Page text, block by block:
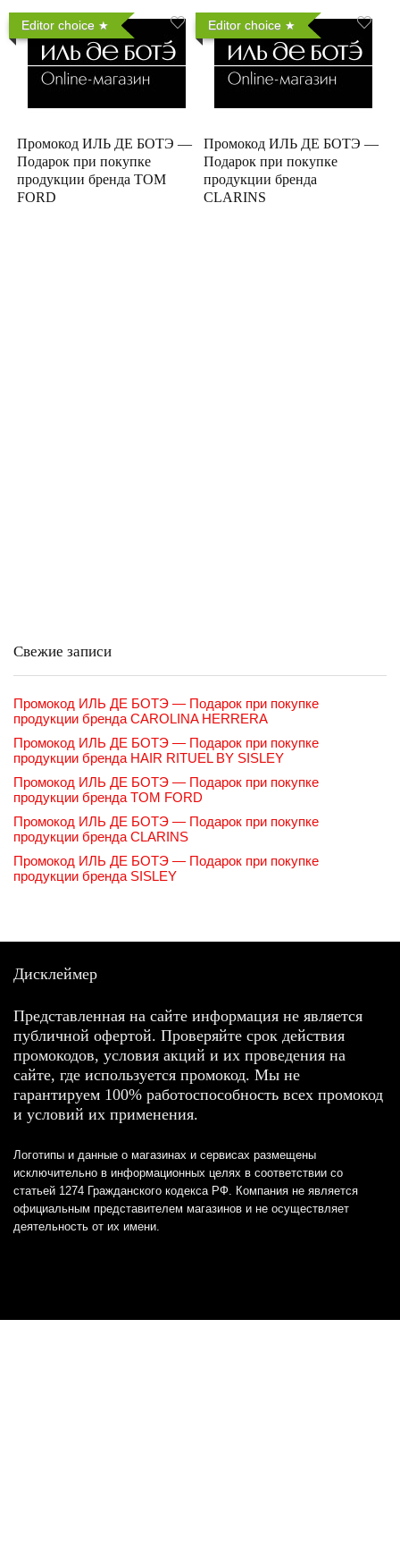
Editor choice
Промокод ИЛЬ ДЕ БОТЭ —
Подарок при покупке
продукции бренда TOM
FORD
Editor choice
Промокод ИЛЬ ДЕ БОТЭ —
Подарок при покупке
продукции бренда
CLARINS
Свежие записи
Промокод ИЛЬ ДЕ БОТЭ — Подарок при покупке
продукции бренда CAROLINA HERRERA
Промокод ИЛЬ ДЕ БОТЭ — Подарок при покупке
продукции бренда HAIR RITUEL BY SISLEY
Промокод ИЛЬ ДЕ БОТЭ — Подарок при покупке
продукции бренда TOM FORD
Промокод ИЛЬ ДЕ БОТЭ — Подарок при покупке
продукции бренда CLARINS
Промокод ИЛЬ ДЕ БОТЭ — Подарок при покупке
продукции бренда SISLEY
Дисклеймер
Представленная на сайте информация не является
публичной офертой. Проверяйте срок действия
промокодов, условия акций и их проведения на
сайте, где используется промокод. Мы не
гарантируем 100% работоспособность всех промокод
и условий их применения.
Логотипы и данные о магазинах и сервисах размещены
исключительно в информационных целях в соответствии со
статьей 1274 Гражданского кодекса РФ. Компания не является
официальным представителем магазинов и не осуществляет
деятельность от их имени.